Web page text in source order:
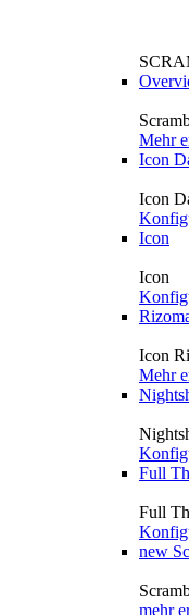
Mehr
Icon
Icon
Icon
Icon
Icon
Mehr
Full
Full
new
mehr